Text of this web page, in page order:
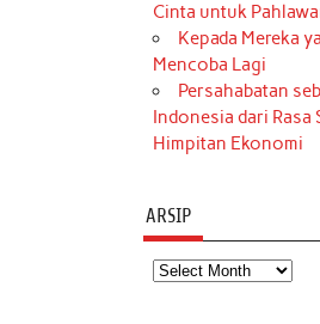
Cinta untuk
Kepada Mereka
Mencoba Lagi
Persahabatan
Indonesia dari Rasa
Himpitan Ekonomi
ARSIP
Arsip